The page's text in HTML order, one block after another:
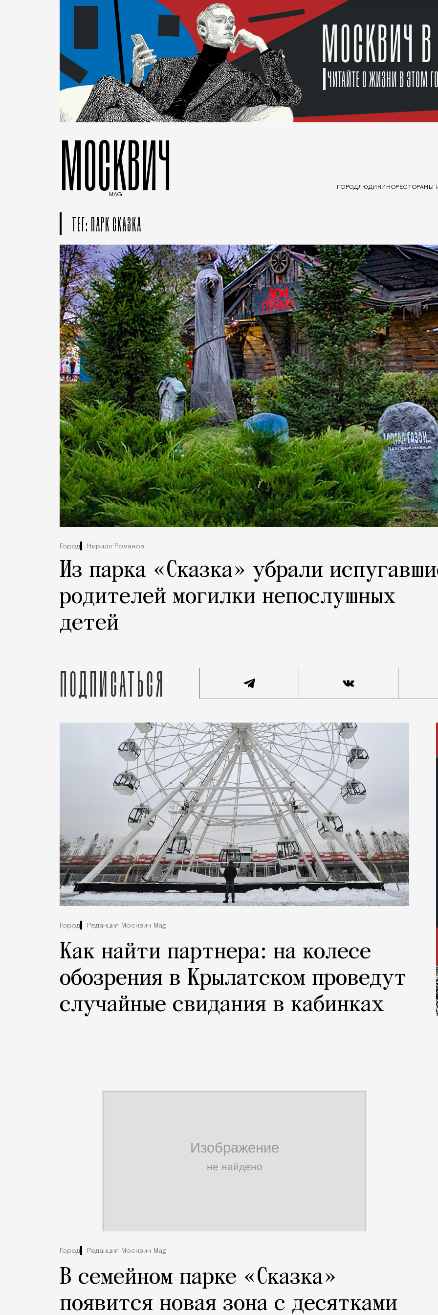
МОСКВИЧ
MAG
ГОРОДЛЮДИ КИНОРЕСТОРАНЫ
ТЕГ: ПАРК СКАЗКА
Город Кирилл Романов
Из парка «Сказка» убрали
родителей могилки непослушных
детей
Подписаться
Город Редакция Москвич Mag
Как найти партнера: на колесе
обозрения в Крылатском проведут
случайные свидания в кабинках
Город Редакция Москвич Mag
В семейном парке «Сказка»
появится новая зона с десятками